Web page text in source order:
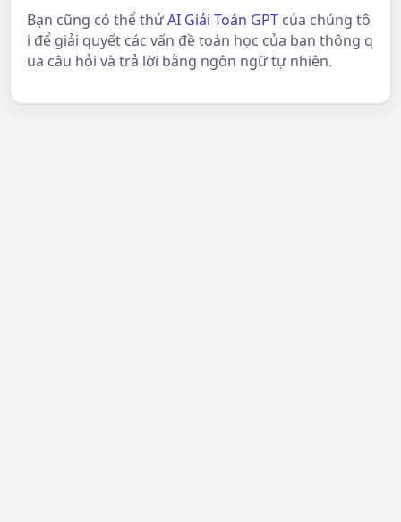
Bạn cũng có thể thửAI Giải Toán GPT của chúng tô
i để giải quyết các vấn đề toán học của bạn thông q
ua câu hỏi và trả lời bằng ngôn ngữ tự nhiên.